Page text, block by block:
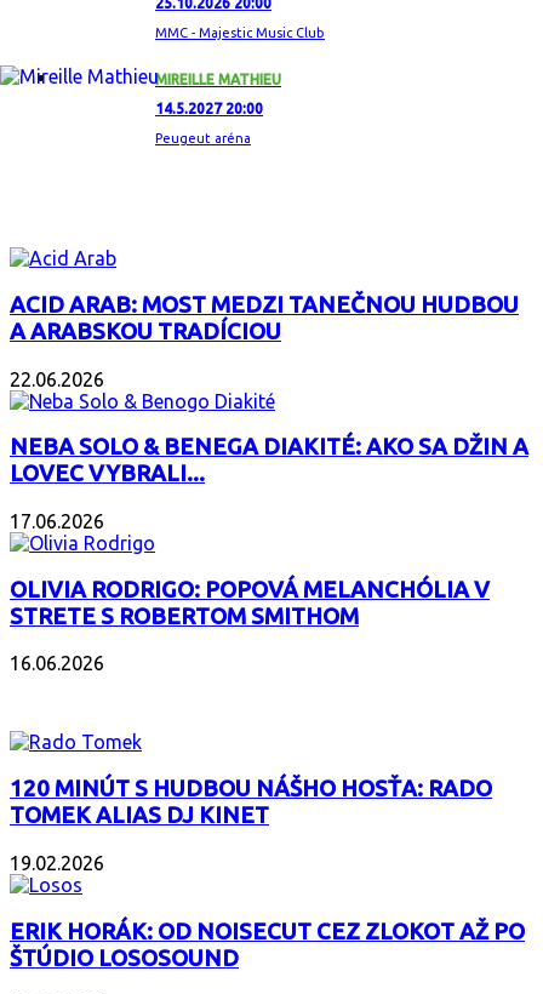
25.10.2026 20:00
MMC - Majestic Music Club
MIREILLE MATHIEU
14.5.2027 20:00
Peugeut aréna
ACID ARAB: MOST MEDZI TANEČNOU HUDBOU
A ARABSKOU TRADÍCIOU
22.06.2026
NEBA SOLO & BENEGA DIAKITÉ: AKO SA DŽIN A
LOVEC VYBRALI...
17.06.2026
OLIVIA RODRIGO: POPOVÁ MELANCHÓLIA V
STRETE S ROBERTOM SMITHOM
16.06.2026
120 MINÚT S HUDBOU NÁŠHO HOSŤA: RADO
TOMEK ALIAS DJ KINET
19.02.2026
ERIK HORÁK: OD NOISECUT CEZ ZLOKOT AŽ PO
ŠTÚDIO LOSOSOUND